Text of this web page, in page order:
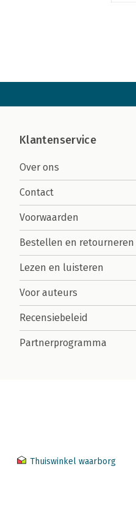
Klantenservice
Over ons
Contact
Voorwaarden
Bestellen en retourneren
Lezen en luisteren
Voor auteurs
Recensiebeleid
Partnerprogramma
Thuiswinkel waarborg